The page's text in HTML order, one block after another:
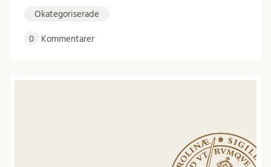
Okategoriserade
0 Kommentarer